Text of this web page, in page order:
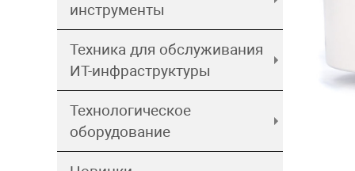
инструменты
Техника для обслуживания
ИТ-инфраструктуры
Технологическое
оборудование